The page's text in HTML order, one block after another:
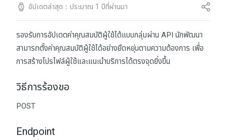
อัปเดตล่าสุด：ประมาณ 1 ปีที่ผ่านมา
รองรับการอัปเดตค่าคุณสมบัติผู้ใช้ได้แบบกลุ่มผ่าน API นักพัฒนา
สามารถตั้งค่าคุณสมบัติผู้ใช้ได้อย่างยืดหยุ่นตามความต้องการ เพื่อ
การสร้างโปรไฟล์ผู้ใช้และแนะนำบริการได้ตรงจุดยิ่งขึ้น
วิธีการร้องขอ
POST
Endpoint